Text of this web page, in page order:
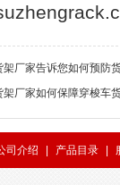
架厂家告诉您如何预防
架厂家如何保障穿梭车
司介绍 产品目录